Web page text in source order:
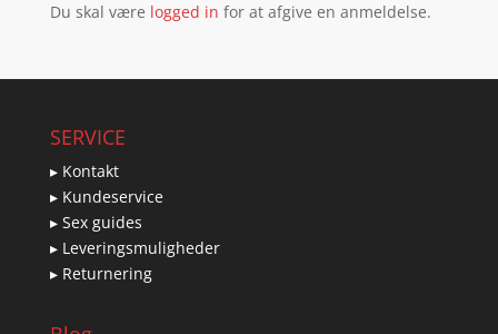
Du skal være logged in for at afgive en anmeldelse.
SERVICE
▸ Kontakt
▸ Kundeservice
▸ Sex guides
▸ Leveringsmuligheder
▸ Returnering